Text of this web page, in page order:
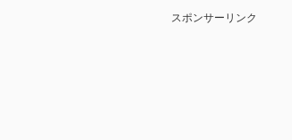
スポンサーリンク